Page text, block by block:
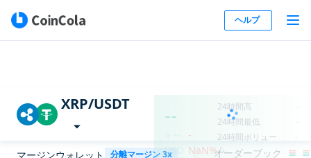
ヘルプ
XRP/USDT --
USD
-
NaN%
24時間高
24時間最低
24時間ボリュー
ム
-
マージンウォレット 分離マージン 3x オーダーブック
--
--
--